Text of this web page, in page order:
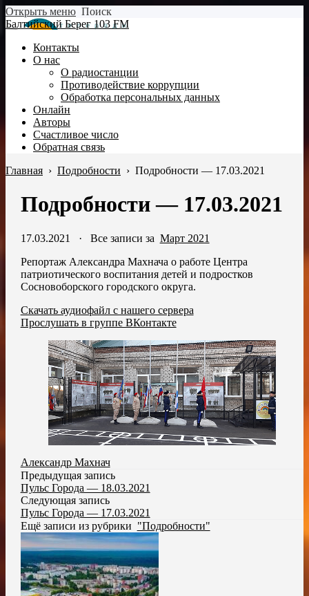
Открыть меню Поиск
Балтийский Берег 103 FM
Контакты
О нас
О радиостанции
Противодействие коррупции
Обработка персональных данных
Онлайн
Авторы
Счастливое число
Обратная связь
Главная › Подробности › Подробности — 17.03.2021
Подробности — 17.03.2021
17.03.2021 · Все записи за Март 2021
Репортаж Александра Махнача о работе Центра
патриотического воспитания детей и подростков
Сосновоборского городского округа.
Скачать аудиофайл с нашего сервера
Прослушать в группе ВКонтакте
Александр Махнач
Предыдущая запись
Пульс Города — 18.03.2021
Следующая запись
Пульс Города — 17.03.2021
Ещё записи из рубрики "Подробности"